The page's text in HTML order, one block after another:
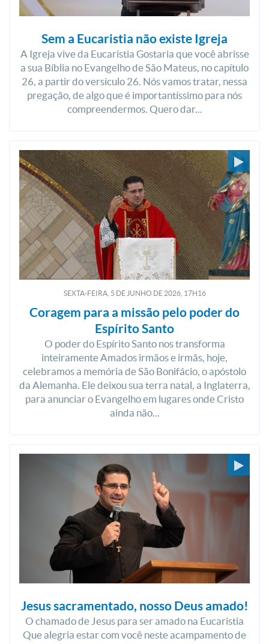
Sem a Eucaristia não existe Igreja
A Igreja vive da Eucaristia Gostaria que você abrisse
a sua Bíblia no Evangelho de São Mateus, no capítulo
26, a partir do versículo 26. Nós vamos tratar, nessa
pregação, de algo que é importantíssimo para nós
compreendermos. Quero dar...
SEXTA-FEIRA, 5 DEJUNHO DE2026, 17H16
Coragem para a missão pelo poder do
Espírito Santo
O poder do Espírito Santo nos transforma
inteiramente Amados irmãos e irmãs, hoje,
celebramos a memória de São Bonifácio, o apóstolo
da Alemanha. Ele deixou sua terra natal, a Inglaterra,
para anunciar o Evangelho em lugares onde Cristo
ainda não...
Jesus sacramentado, nosso Deus amado!
O chamado de Jesus para ser amado na Eucaristia
Que alegria estar com você neste acampamento de